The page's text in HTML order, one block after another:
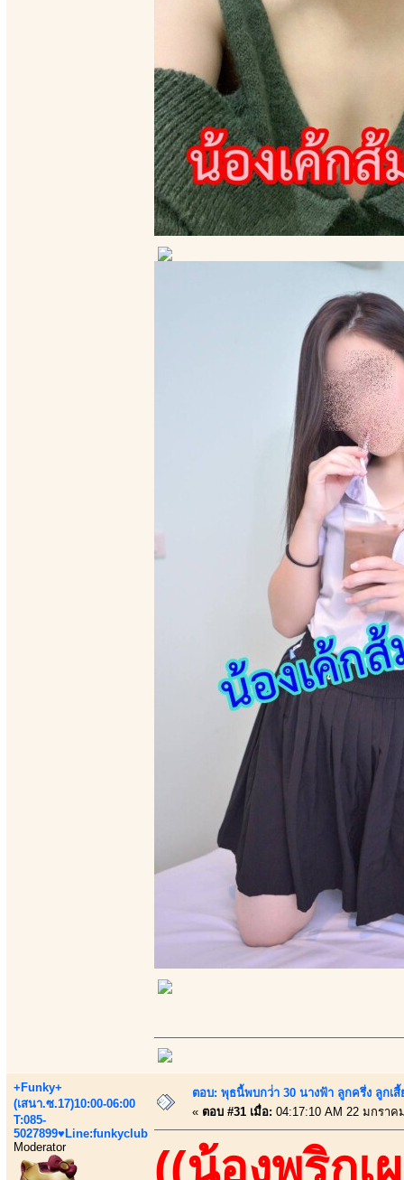
+Funky+
(เสนา.ซ.17)10:00-06:00
T:085-
5027899♥Line:funkyclub
Moderator
ตอบ: พุธนี้พบกว่่า 30 นางฟ้า ลูกครึ่ง ลูกเ
« ตอบ #31 เมื่อ: 04:17:10 AM 22 มกราค
((น้องพริกเ